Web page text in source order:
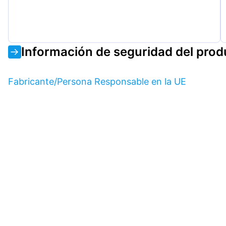
Información de seguridad del
Fabricante/Persona Responsable en la UE